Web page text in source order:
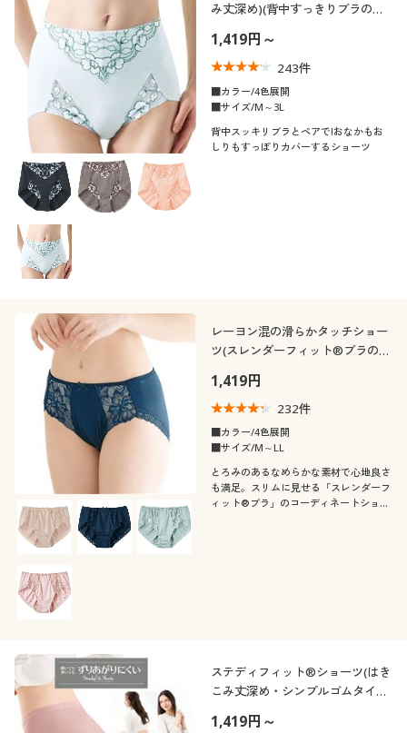
み丈深め)(背中すっきりブラのコ
1,419円～
243件
■カラー/4色展開
■サイズ/M～3L
背中スッキリブラとペアで!おなかもお
しりもすっぽりカバーするショーツ
レーヨン混の滑らかタッチショー
ツ(スレンダーフィット®ブラのコ
1,419円
232件
■カラー/4色展開
■サイズ/M～LL
とろみのあるなめらかな素材で心地良さ
も満足。スリムに見せる「スレンダーフ
ィット®ブラ」のコーディネートショー
ステディフィット®ショーツ(はき
こみ丈深め・シンプルゴムタイ
1,419円～